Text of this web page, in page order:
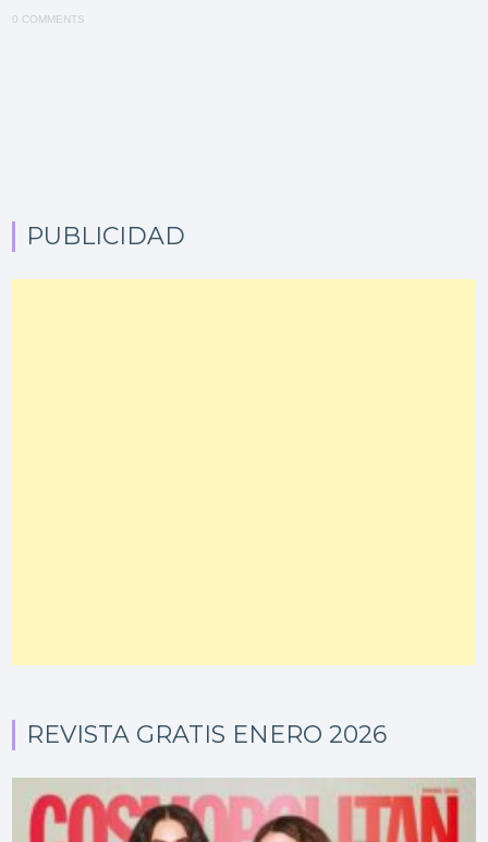
0 COMMENTS
PUBLICIDAD
REVISTA GRATIS ENERO 2026